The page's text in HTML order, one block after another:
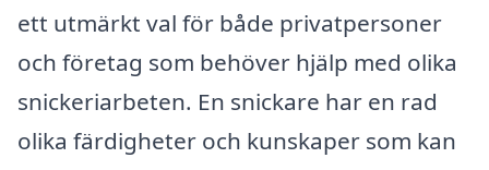
ett utmärkt val för både privatpersoner
och företag som behöver hjälp med olika
snickeriarbeten. En snickare har en rad
olika färdigheter och kunskaper som kan